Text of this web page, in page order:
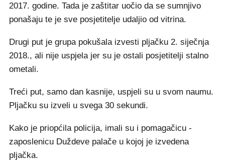
2017. godine. Tada je zaštitar uočio da se sumnjivo
ponašaju te je sve posjetitelje udaljio od vitrina.
Drugi put je grupa pokušala izvesti pljačku 2. siječnja
2018., ali nije uspjela jer su je ostali posjetitelji stalno
ometali.
Treći put, samo dan kasnije, uspjeli su u svom naumu.
Pljačku su izveli u svega 30 sekundi.
Kako je priopćila policija, imali su i pomagačicu -
zaposlenicu Duždeve palače u kojoj je izvedena
pljačka.